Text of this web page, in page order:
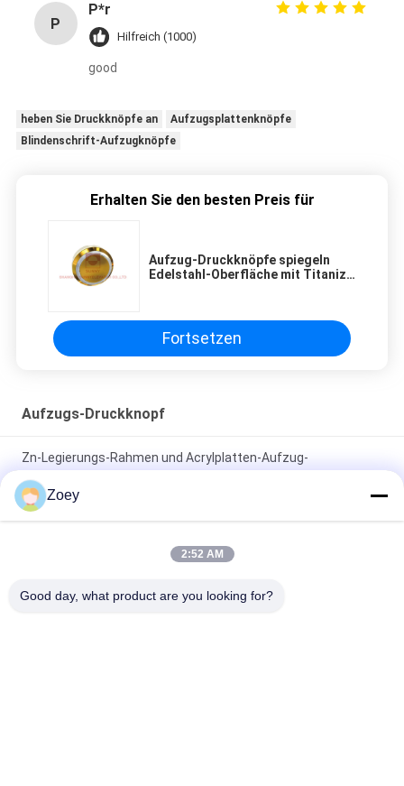
P
P*r
Hilfreich (1000)
good
heben Sie Druckknöpfe an
Aufzugsplattenknöpfe
Blindenschrift-Aufzugknöpfe
Erhalten Sie den besten Preis für
Aufzug-Druckknöpfe spiegeln
Edelstahl-Oberfläche mit Titanize
Fortsetzen
Aufzugs-Druckknopf
Zn-Legierungs-Rahmen und Acrylplatten-Aufzug-
Druckknopf/Aufzug berühren Knopf
Kundenspezifischer Größen-Leuchtkörper-Halo und
Entwurf/Aufzug auf und ab Knöpfe
Zoey
2:52 AM
Good day, what product are you looking for?